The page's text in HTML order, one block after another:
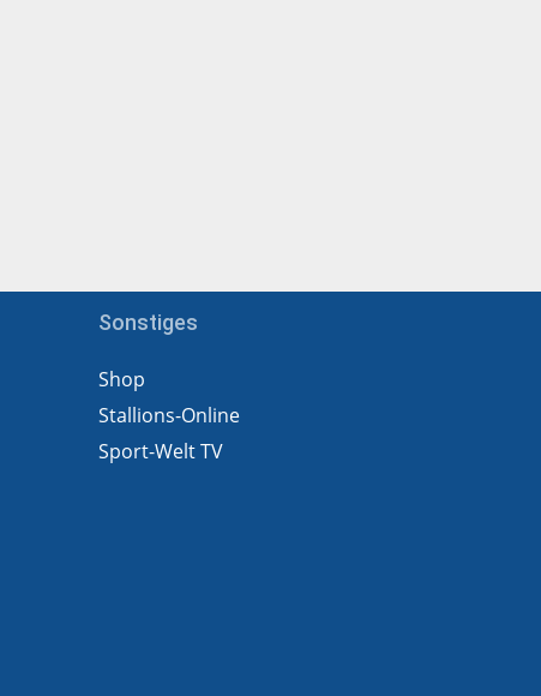
Sonstiges
Shop
Stallions-Online
Sport-Welt TV